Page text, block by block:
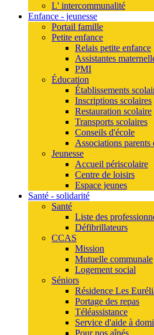
L' intercommunalité
Enfance - jeunesse
Portail famille
Petite enfance
Relais petite enfance
Assistantes
PMI
Éducation
Établissements
Inscriptions scolaires
Restauration scolaire
Transports scolaires
Conseils d'école
Associations parents
Jeunesse
Accueil périscolaire
Centre de loisirs
Espace jeunes
Santé - solidarité
Santé
Liste des
Défibrillateurs
CCAS
Mission
Mutuelle communale
Logement social
Séniors
Résidence Les
Portage des repas
Téléassistance
Service d'aide à
Pour nos aînés